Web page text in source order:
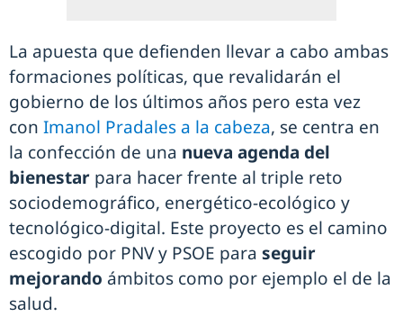
La apuesta que defienden llevar a cabo ambas
formaciones políticas, que revalidarán el
gobierno de los últimos años pero esta vez
con Imanol Pradales a la cabeza, se centra en
la confección de una nueva agenda del
bienestar para hacer frente al triple reto
sociodemográfico, energético-ecológico y
tecnológico-digital. Este proyecto es el camino
escogido por PNV y PSOE para seguir
mejorando ámbitos como por ejemplo el de la
salud.